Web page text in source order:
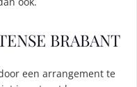
BRABANT
een arrangement te